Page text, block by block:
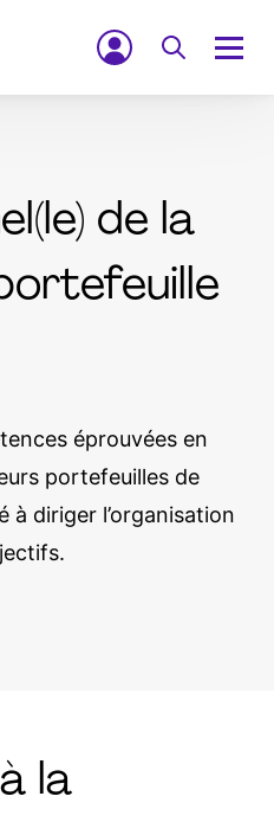
de la
éprouvées en
portefeuilles de
diriger l’organisation
la